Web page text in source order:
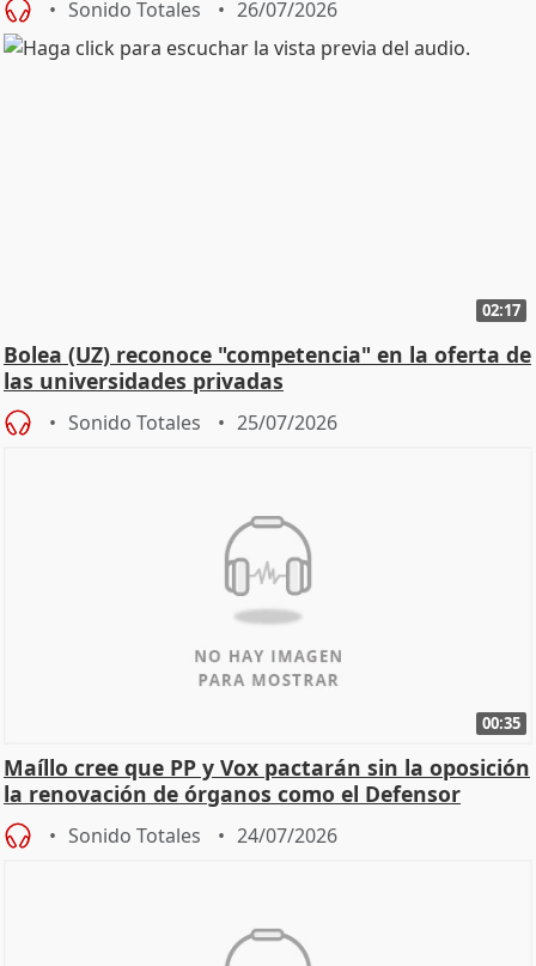
Sonido Totales 26/07/2026
02:17
Bolea (UZ) reconoce "competencia" en la oferta de
las universidades privadas
Sonido Totales 25/07/2026
00:35
Maíllo cree que PP y Vox pactarán sin la oposición
la renovación de órganos como el Defensor
Sonido Totales 24/07/2026